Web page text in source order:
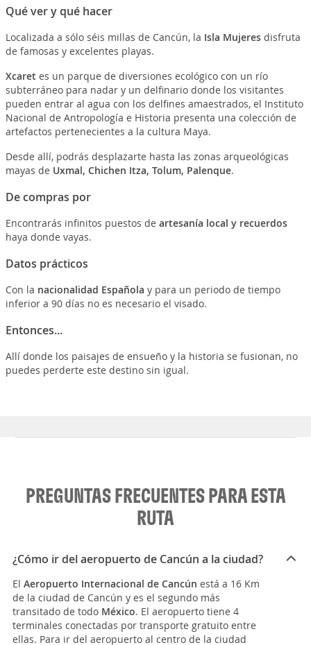
Qué ver y qué hacer
Localizada a sólo séis millas de Cancún, la Isla Mujeresdisfruta
de famosas y excelentes playas.
Xcaret es un parque de diversiones ecológico con un río
subterráneo para nadar y un delfinario donde los visitantes
pueden entrar al agua con los delfines amaestrados, el Instituto
Nacional de Antropología e Historia presenta una colección de
artefactos pertenecientes a la cultura Maya.
Desde allí, podrás desplazarte hasta las zonas arqueológicas
mayas de Uxmal, Chichen Itza, Tolum, Palenque.
De compras por
Encontrarás infinitos puestos de artesanía local y recuerdos
haya donde vayas.
Datos prácticos
Con la nacionalidad Española y para un periodo de tiempo
inferior a 90 días no es necesario el visado.
Entonces...
Allí donde los paisajes de ensueño y la historia se fusionan, no
puedes perderte este destino sin igual.
PREGUNTAS FRECUENTES PARA ESTA
RUTA
¿Cómo ir del aeropuerto de Cancún a la ciudad?
El Aeropuerto Internacional de Cancún está a 16 Km
de la ciudad de Cancún y es el segundo más
transitado de todo México. El aeropuerto tiene 4
terminales conectadas por transporte gratuito entre
ellas. Para ir del aeropuerto al centro de la ciudad